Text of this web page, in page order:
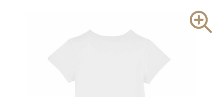
Sinterklaas
Verjaardagen